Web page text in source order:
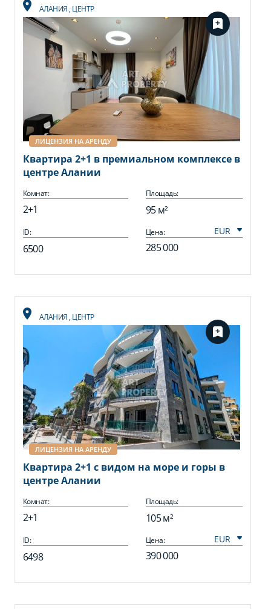
АЛАНИЯ, ЦЕНТР
ЛИЦЕНЗИЯ НА АРЕНДУ
Квартира 2+1 в премиальном комплексе в
центре Алании
Комнат:
2+1
Площадь:
95 м²
ID:
6500
Цена:
285 000
АЛАНИЯ, ЦЕНТР
ЛИЦЕНЗИЯ НА АРЕНДУ
Квартира 2+1 с видом на море и горы в
центре Алании
Комнат:
2+1
Площадь:
105 м²
ID:
6498
Цена:
390 000